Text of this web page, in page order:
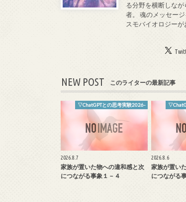
る分野を横断しな
者。 魂のメッセー
スモバイオロジーが
NEW POST このライターの最新記事
▽ChatGPTとの思考実験2026-
2026.8.7
家族が置いた物への違和感と次
につながる事象１－４
2026.8.6
家族が置い
につながる